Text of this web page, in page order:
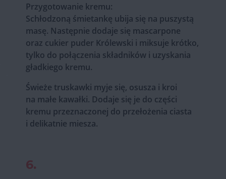
Przygotowanie kremu:
Schłodzoną śmietankę ubija się na puszystą
masę. Następnie dodaje się mascarpone
oraz cukier puder Królewski i miksuje krótko,
tylko do połączenia składników i uzyskania
gładkiego kremu.
Świeże truskawki myje się, osusza i kroi
na małe kawałki. Dodaje się je do części
kremu przeznaczonej do przełożenia ciasta
i delikatnie miesza.
6.